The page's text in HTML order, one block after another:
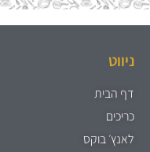
ניווט
דף הבית
כריכים
לאנץ׳ בוקס